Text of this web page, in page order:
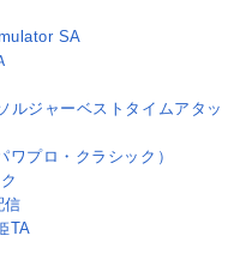
SA
ルジャーベストタイムアタッ
プロ・クラシック）
信
TA